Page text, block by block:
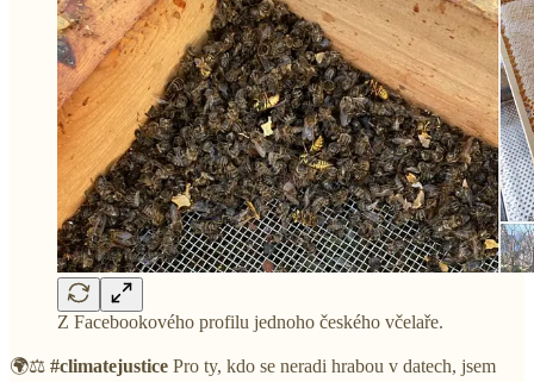
Z Facebookového profilu jednoho českého včelaře.
🌍⚖️ #climatejustice Pro ty, kdo se neradi hrabou v datech, jsem